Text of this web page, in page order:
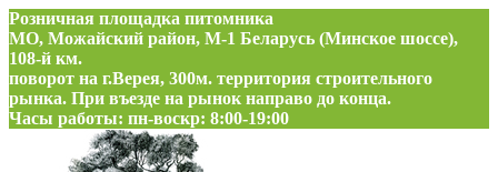
Розничная площадка питомника
МО, Можайский район, М-1 Беларусь (Минское шоссе),
108-й км.
поворот на г.Верея, 300м. территория строительного
рынка. При въезде на рынок направо до конца.
Часы работы: пн-воскр: 8:00-19:00